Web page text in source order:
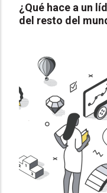
¿Qué hace a un
del resto del